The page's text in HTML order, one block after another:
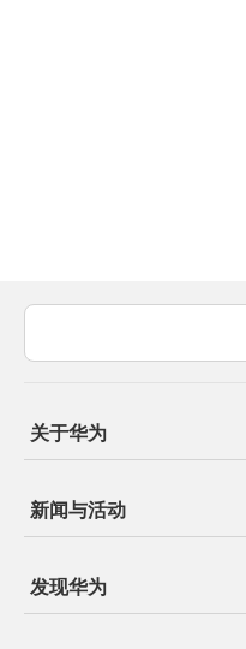
关于华为
新闻与活动
发现华为